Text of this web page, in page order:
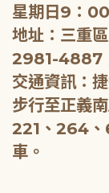
星期日9：
地址：三重
2981-4887
交通資訊：
步行至正義
221、264、
車。